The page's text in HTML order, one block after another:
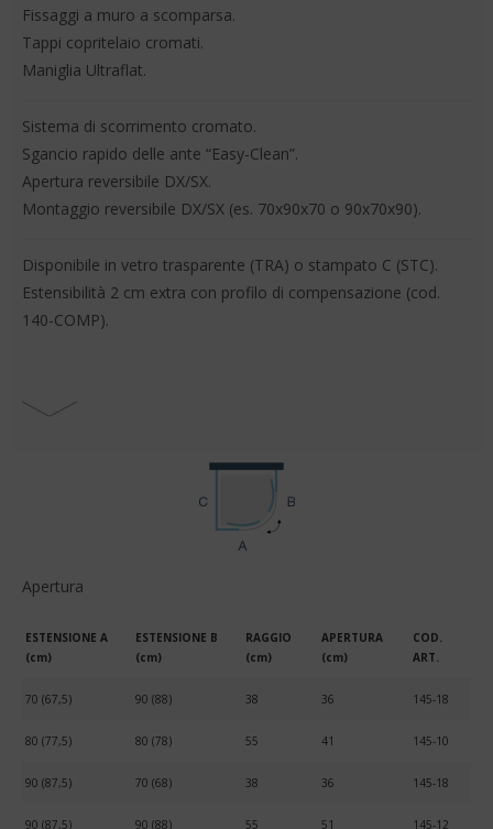
Fissaggi a muro a scomparsa.
Tappi copritelaio cromati.
Maniglia Ultraflat.
Sistema di scorrimento cromato.
Sgancio rapido delle ante “Easy-Clean”.
Apertura reversibile DX/SX.
Montaggio reversibile DX/SX (es. 70x90x70 o 90x70x90).
Disponibile in vetro trasparente (TRA) o stampato C (STC).
Estensibilità 2 cm extra con profilo di compensazione (cod.
140-COMP).
Apertura
ESTENSIONE A
(cm)
ESTENSIONE B
(cm)
RAGGIO
(cm)
APERTURA
(cm)
COD.
ART.
70 (67,5) 90 (88) 38 36 145-18
80 (77,5) 80 (78) 55 41 145-10
90 (87,5) 70 (68) 38 36 145-18
90 (87,5) 90 (88) 55 51 145-12